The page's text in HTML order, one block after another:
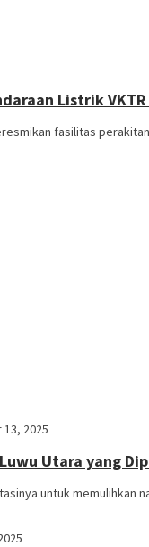
Listrik
fasilitas
2025
Utara yang
untuk memulihkan